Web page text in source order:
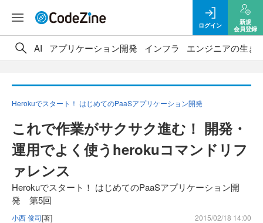
ログイン
新規
会員登録
AI アプリケーション開発 インフラ エンジニアの生き
Herokuでスタート！ はじめてのPaaSアプリケーション開発
これで作業がサクサク進む！ 開発・
運用でよく使うherokuコマンドリフ
ァレンス
Herokuでスタート！ はじめてのPaaSアプリケーション開
発 第5回
小西 俊司[著] 2015/02/18 14:00